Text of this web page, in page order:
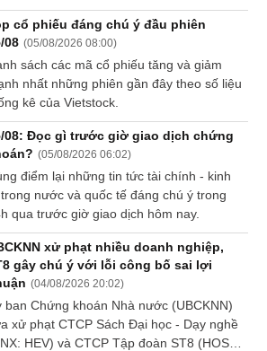
23/12/2020 của Thủ tướng Chính phủ
lập, tổ chức và hoạt động của Sở giao
Chứng khoán Việt Nam.
cổ phiếu đáng chú ý đầu phiên
08 (05/08/2026 08:00)
sách các mã cổ phiếu tăng và giảm
nhất những phiên gần đây theo số liệu
kê của Vietstock.
08: Đọc gì trước giờ giao dịch chứng
(05/08/2026 06:02)
điểm lại những tin tức tài chính - kinh
nước và quốc tế đáng chú ý trong
qua trước giờ giao dịch hôm nay.
xử phạt nhiều doanh nghiệp,
gây chú ý với lỗi công bố sai lợi
(04/08/2026 20:02)
ban Chứng khoán Nhà nước (UBCKNN)
xử phạt CTCP Sách Đại học - Dạy nghề
HEV) và CTCP Tập đoàn ST8 (HOSE: